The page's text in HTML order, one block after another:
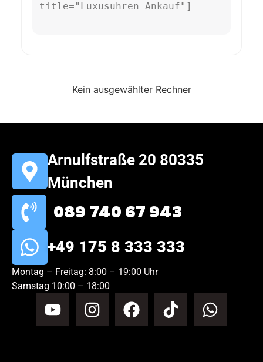
title="Luxusuhren Ankauf"]
Kein ausgewählter Rechner
Arnulfstraße 20 80335
München
089 740 67 943
+49 175 8 333 333
Montag – Freitag: 8:00 – 19:00 Uhr
Samstag 10:00 – 18:00